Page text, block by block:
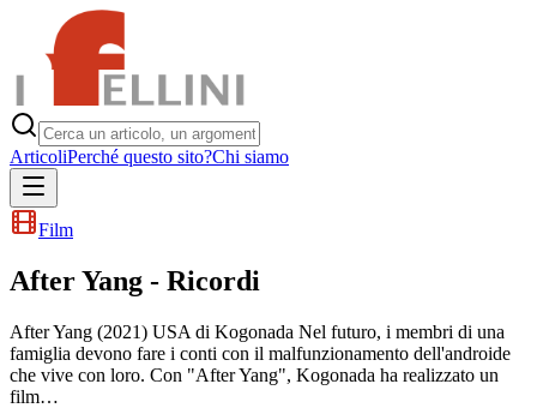
ArticoliPerché questo sito?Chi siamo
Film
After Yang - Ricordi
After Yang (2021) USA di Kogonada Nel futuro, i membri di una
famiglia devono fare i conti con il malfunzionamento dell'androide
che vive con loro. Con "After Yang", Kogonada ha realizzato un
film…